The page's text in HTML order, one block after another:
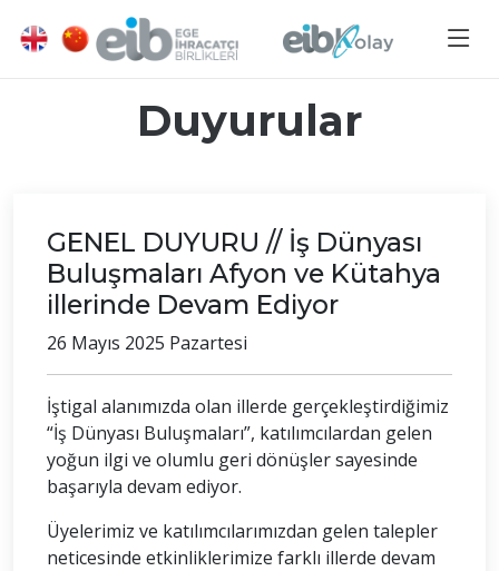
Duyurular
GENEL DUYURU // İş Dünyası
Buluşmaları Afyon ve Kütahya
illerinde Devam Ediyor
26 Mayıs 2025 Pazartesi
İştigal alanımızda olan illerde gerçekleştirdiğimiz
“İş Dünyası Buluşmaları”, katılımcılardan gelen
yoğun ilgi ve olumlu geri dönüşler sayesinde
başarıyla devam ediyor.
Üyelerimiz ve katılımcılarımızdan gelen talepler
neticesinde etkinliklerimize farklı illerde devam